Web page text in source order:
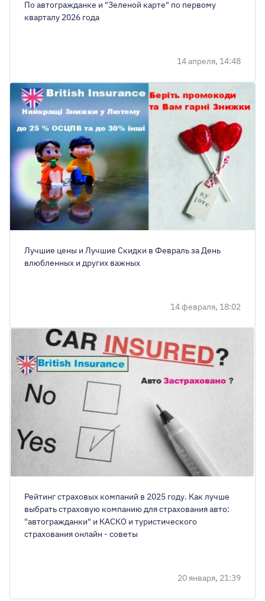
По автогражданке и "Зеленой карте" по первому
кварталу 2026 года
14 апреля, 14:48
Лучшие цены и Лучшие Скидки в Февраль за День
влюбленных и других важных
14 февраля, 18:02
Рейтинг страховых компаний в 2025 году. Как лучше
выбрать страховую компанию для страхования авто:
"автогражданки" и КАСКО и туристического
страхования онлайн - советы
20 января, 21:39